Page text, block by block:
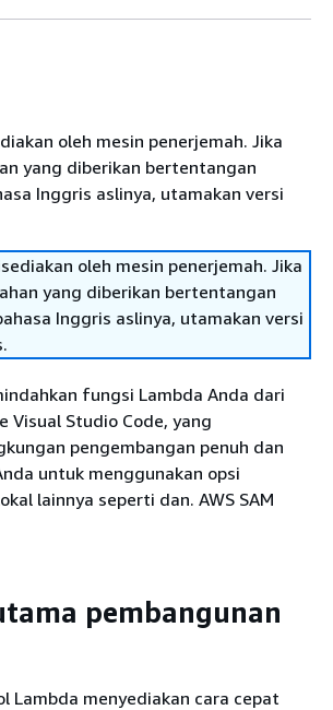
oleh mesin penerjemah. Jika
yang diberikan bertentangan
Inggris aslinya, utamakan versi
oleh mesin penerjemah. Jika
yang diberikan bertentangan
Inggris aslinya, utamakan versi
fungsi Lambda Anda dari
Visual Studio Code, yang
pengembangan penuh dan
untuk menggunakan opsi
lainnya seperti dan. AWS SAM
pembangunan
Lambda menyediakan cara cepat